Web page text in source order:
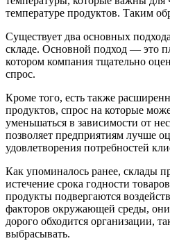
температуре продуктов. Таким
Существует два основных
складе. Основной подход — это
котором компания тщательно
спрос.
Кроме того, есть также
продуктов, спрос на которые
уменьшаться в зависимости от
позволяет предприятиям лучше
удовлетворения потребностей
Как упоминалось ранее, склады
истечение срока годности
продукты подвергаются
факторов окружающей среды, они
дорого обходится организации,
выбрасывать.